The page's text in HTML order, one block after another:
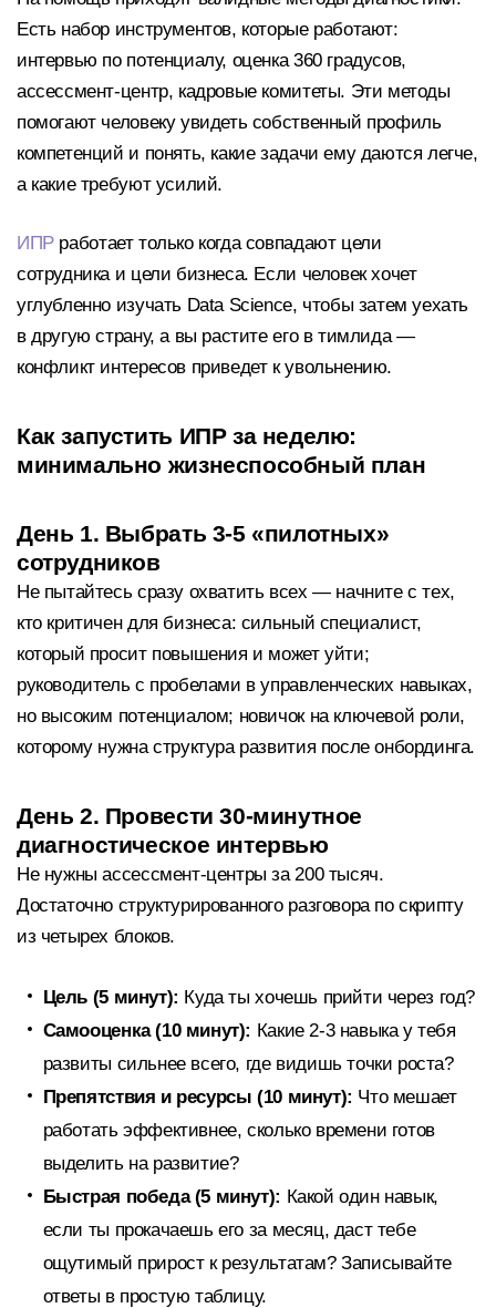
Есть набор инструментов, которые работают:
интервью по потенциалу, оценка 360 градусов,
ассессмент-центр, кадровые комитеты. Эти методы
помогают человеку увидеть собственный профиль
компетенций и понять, какие задачи ему даются легче,
а какие требуют усилий.
ИПРработает только когда совпадают цели
сотрудника и цели бизнеса. Если человек хочет
углубленно изучать Data Science, чтобы затем уехать
в другую страну, а вы растите его в тимлида —
конфликт интересов приведет к увольнению.
Как запустить ИПР за неделю:
минимально жизнеспособный план
День 1. Выбрать 3-5 «пилотных»
сотрудников
Не пытайтесь сразу охватить всех — начните с тех,
кто критичен для бизнеса: сильный специалист,
который просит повышения и может уйти;
руководитель с пробелами в управленческих навыках,
но высоким потенциалом; новичок на ключевой роли,
которому нужна структура развития после онбординга.
День 2. Провести 30-минутное
диагностическое интервью
Не нужны ассессмент-центры за 200 тысяч.
Достаточно структурированного разговора по скрипту
из четырех блоков.
Цель (5 минут): Куда ты хочешь прийти через год?
Самооценка (10 минут): Какие 2-3 навыка у тебя
развиты сильнее всего, где видишь точки роста?
Препятствия и ресурсы (10 минут): Что мешает
работать эффективнее, сколько времени готов
выделить на развитие?
Быстрая победа (5 минут): Какой один навык,
если ты прокачаешь его за месяц, даст тебе
ощутимый прирост к результатам? Записывайте
ответы в простую таблицу.